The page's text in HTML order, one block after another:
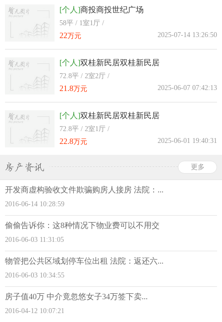
[个人]商投商投世纪广场
58平 / 1室1厅 /
22万元 2025-07-14 13:26:50
[个人]双桂新民居双桂新民居
72.8平 / 2室2厅 /
21.8万元 2025-06-07 07:42:13
[个人]双桂新民居双桂新民居
72.8平 / 2室1厅 /
22.8万元 2025-06-01 19:40:31
更多
开发商虚构验收文件欺骗购房人接房 法院：...
2016-06-14 10:28:59
偷偷告诉你：这8种情况下物业费可以不用交
2016-06-03 11:31:05
物管把公共区域划停车位出租 法院：返还六...
2016-06-03 10:34:55
房子值40万 中介竟忽悠女子34万签下卖...
2016-04-12 10:07:21